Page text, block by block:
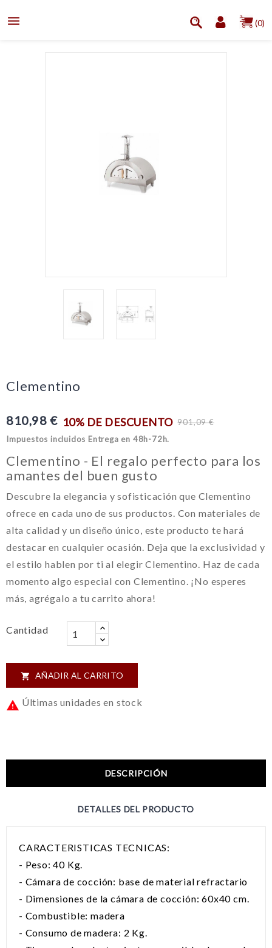
 (0)
Clementino
810,98 € 10% DE DESCUENTO 901,09 €
Impuestos incluidos Entrega en 48h-72h.
Clementino - El regalo perfecto para los
amantes del buen gusto
Descubre la elegancia y sofisticación que Clementino
ofrece en cada uno de sus productos. Con materiales de
alta calidad y un diseño único, este producto te hará
destacar en cualquier ocasión. Deja que la exclusividad y
el estilo hablen por ti al elegir Clementino. Haz de cada
momento algo especial con Clementino. ¡No esperes
más, agrégalo a tu carrito ahora!
Cantidad
 AÑADIR AL CARRITO
 Últimas unidades en stock
DESCRIPCIÓN
DETALLES DEL PRODUCTO
CARACTERISTICAS TECNICAS:
- Peso: 40 Kg.
- Cámara de cocción: base de material refractario
- Dimensiones de la cámara de cocción: 60x40 cm.
- Combustible: madera
- Consumo de madera: 2 Kg.